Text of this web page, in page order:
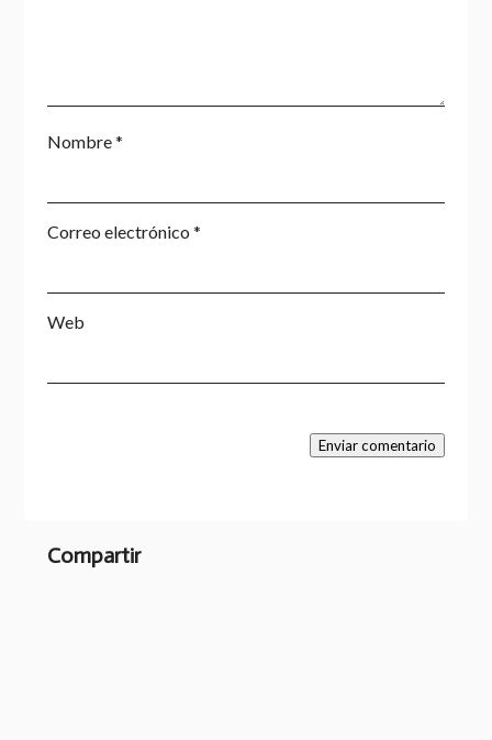
Nombre*
Correo electrónico *
Web
Enviar comentario
Compartir